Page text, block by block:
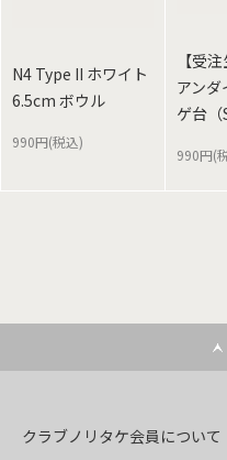
N4 Type II ホワイト
6.5cm ボウル
990円(税込)
【受
アンダ
ゲ台（S
990円(
クラブノリタケ会員について